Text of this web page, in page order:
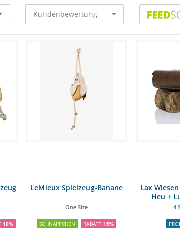
Kundenbewertung
10%
LeMieux Spielzeug-Banane
One Size
SCHNÄPPCHEN RABATT 15%
Lax
Heu +
4